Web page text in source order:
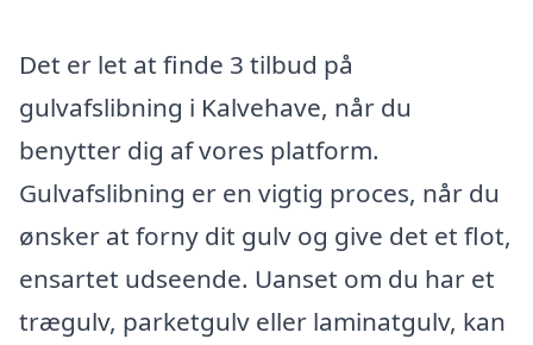
Det er let at finde 3 tilbud på
gulvafslibning i Kalvehave, når du
benytter dig af vores platform.
Gulvafslibning er en vigtig proces, når du
ønsker at forny dit gulv og give det et flot,
ensartet udseende. Uanset om du har et
trægulv, parketgulv eller laminatgulv, kan